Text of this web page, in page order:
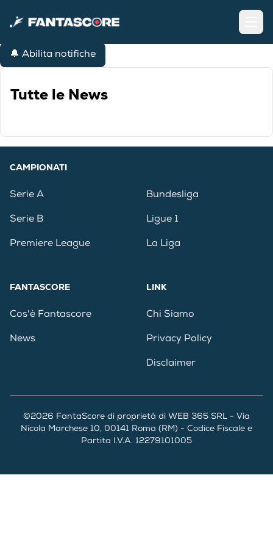
🔔 Abilita notifiche
Tutte le News
CAMPIONATI
Serie A
Serie B
Premiere League
Bundesliga
Ligue 1
La Liga
FANTASCORE
Cos'è Fantascore
News
LINK
Chi Siamo
Privacy Policy
Disclaimer
©2026 FantaScore di proprietà di WEB 365 SRL - Via
Nicola Marchese 10, 00141 Roma (RM) - Codice Fiscale e
Partita I.V.A. 12279101005